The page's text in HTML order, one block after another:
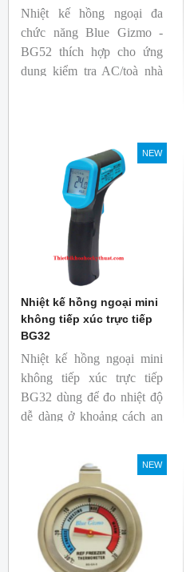
Nhiệt kế hồng ngoại đa
chức năng Blue Gizmo -
BG52 thích hợp cho ứng
dụng kiểm tra AC/toà nhà
NEW
Nhiệt kế hồng ngoại mini
không tiếp xúc trực tiếp
BG32
Nhiệt kế hồng ngoại mini
không tiếp xúc trực tiếp
BG32 dùng để đo nhiệt độ
dễ dàng ở khoảng cách an
độ phát xạ nhanh và cố
định giúp người mới bắt
đầu sử dụng dễ dàng.
NEW